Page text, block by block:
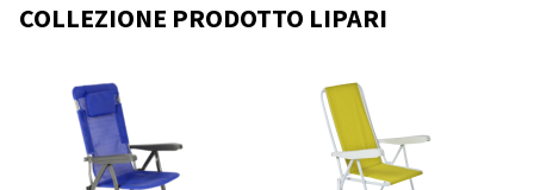
COLLEZIONE PRODOTTO LIPARI